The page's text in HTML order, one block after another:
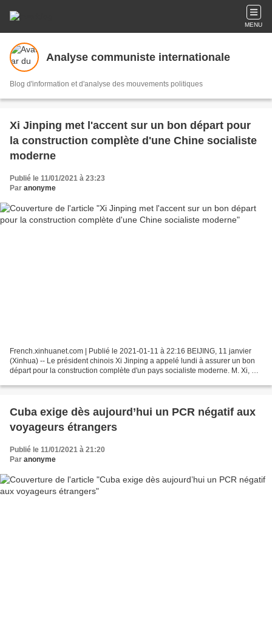
MENU
Analyse communiste internationale
Blog d'information et d'analyse des mouvements politiques
Xi Jinping met l'accent sur un bon départ pour
la construction complète d'une Chine socialiste
moderne
Publié le 11/01/2021 à 23:23
Par anonyme
French.xinhuanet.com | Publié le 2021-01-11 à 22:16 BEIJING, 11 janvier
(Xinhua) -- Le président chinois Xi Jinping a appelé lundi à assurer un bon
départ pour la construction complète d'un pays socialiste moderne. M. Xi, qui
Cuba exige dès aujourd’hui un PCR négatif aux
voyageurs étrangers
Publié le 11/01/2021 à 21:20
Par anonyme